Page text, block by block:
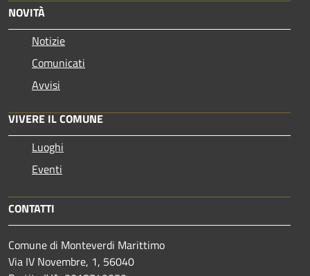
NOVITÀ
Notizie
Comunicati
Avvisi
VIVERE IL COMUNE
Luoghi
Eventi
CONTATTI
Comune di Monteverdi Marittimo
Via IV Novembre, 1, 56040